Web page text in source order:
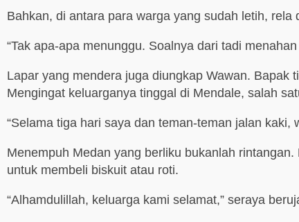
Bahkan, di antara para warga yang sudah letih,
“Tak apa-apa menunggu. Soalnya dari tadi
Lapar yang mendera juga diungkap Wawan. Bapak
Mengingat keluarganya tinggal di Mendale, salah
“Selama tiga hari saya dan teman-teman jalan kaki,
Menempuh Medan yang berliku bukanlah
untuk membeli biskuit atau roti.
“Alhamdulillah, keluarga kami selamat,” seraya